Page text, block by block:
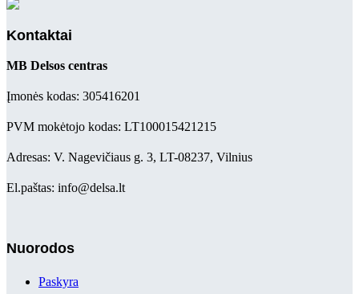
Kontaktai
MB Delsos centras
Įmonės kodas: 305416201
PVM mokėtojo kodas: LT100015421215
Adresas: V. Nagevičiaus g. 3, LT-08237, Vilnius
El.paštas: info@delsa.lt
Nuorodos
Paskyra